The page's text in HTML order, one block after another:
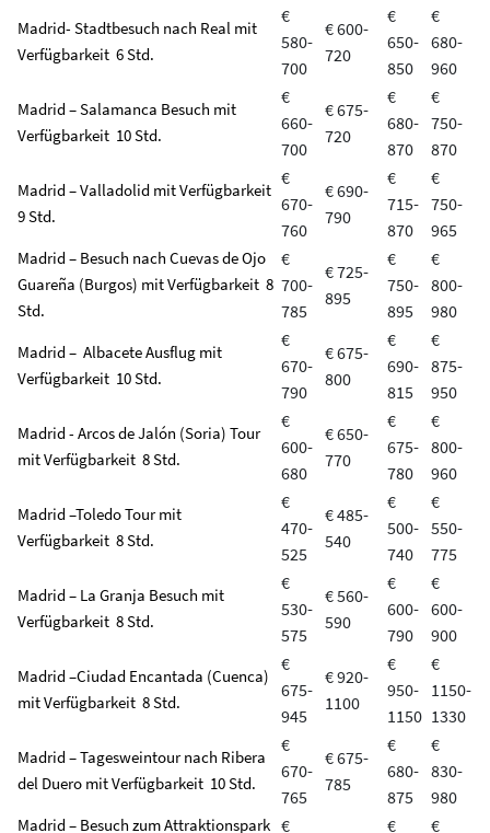
Madrid- Stadtbesuch nach Real mit
Verfügbarkeit 6 Std.
€
580-
700
€ 600-
720
€
650-
850
€
680-
960
Madrid – Salamanca Besuch mit
Verfügbarkeit 10 Std.
€
660-
700
€ 675-
720
€
680-
870
€
750-
870
Madrid – Valladolid mit Verfügbarkeit
9 Std.
€
670-
760
€ 690-
790
€
715-
870
€
750-
965
Madrid – Besuch nach Cuevas de Ojo
Guareña (Burgos) mit Verfügbarkeit 8
Std.
€
700-
785
€ 725-
895
€
750-
895
€
800-
980
Madrid – Albacete Ausflug mit
Verfügbarkeit 10 Std.
€
670-
790
€ 675-
800
€
690-
815
€
875-
950
Madrid - Arcos de Jalón (Soria) Tour
mit Verfügbarkeit 8 Std.
€
600-
680
€ 650-
770
€
675-
780
€
800-
960
Madrid –Toledo Tour mit
Verfügbarkeit 8 Std.
€
470-
525
€ 485-
540
€
500-
740
€
550-
775
Madrid – La Granja Besuch mit
Verfügbarkeit 8 Std.
€
530-
575
€ 560-
590
€
600-
790
€
600-
900
Madrid –Ciudad Encantada (Cuenca)
mit Verfügbarkeit 8 Std.
€
675-
945
€ 920-
1100
€
950-
1150
€
1150-
1330
Madrid – Tagesweintour nach Ribera
del Duero mit Verfügbarkeit 10 Std.
€
670-
765
€ 675-
785
€
680-
875
€
830-
980
Madrid – Besuch zum Attraktionspark € € €